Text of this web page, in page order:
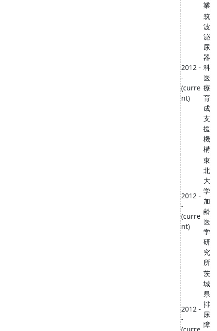
業
2012 -
-
(curre
nt)
筑
波
泌
尿
器
科
医
療
育
成
支
援
機
構
2012 -
-
(curre
nt)
東
北
大
学
加
齢
医
学
研
究
所
2012 -
-
茨
城
県
排
尿
障